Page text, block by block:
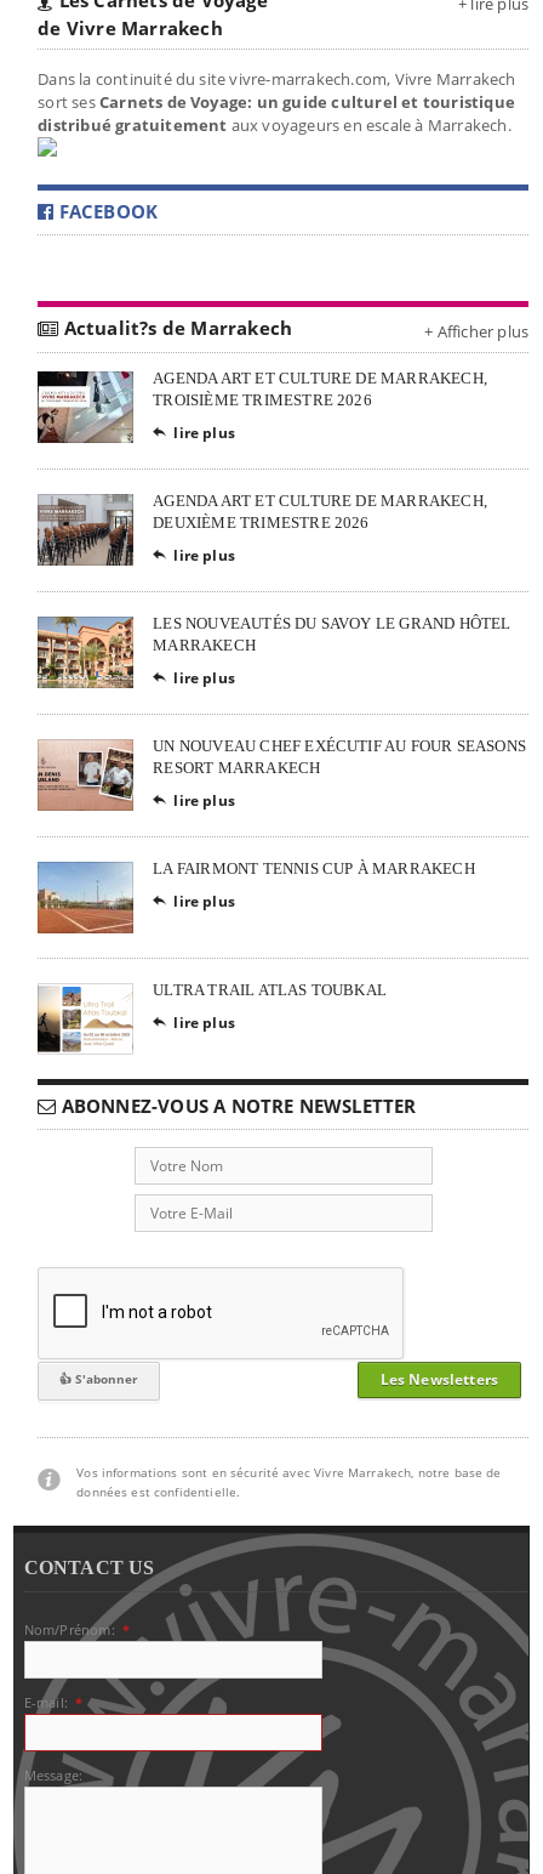
de Vivre Marrakech
Dans la continuité du site vivre-marrakech.com, Vivre Marrakech
sort sesCarnets de Voyage: un guide culturel et touristique
distribué gratuitement aux voyageurs en escale à Marrakech.
FACEBOOK
Actualit?s de Marrakech + Afficher plus
AGENDA ART ET CULTURE DE MARRAKECH,
TROISIÈME TRIMESTRE 2026
 lire plus
AGENDA ART ET CULTURE DE MARRAKECH,
DEUXIÈME TRIMESTRE 2026
 lire plus
LES NOUVEAUTÉS DU SAVOY LE GRAND HÔTEL
MARRAKECH
 lire plus
UN NOUVEAU CHEF EXÉCUTIF AU FOUR SEASONS
RESORT MARRAKECH
 lire plus
LA FAIRMONT TENNIS CUP À MARRAKECH
 lire plus
ULTRA TRAIL ATLAS TOUBKAL
 lire plus
ABONNEZ-VOUS A NOTRE NEWSLETTER
Les Newsletters
Vos informations sont en sécurité avec Vivre Marrakech, notre base de
données est confidentielle.
CONTACT US
Nom/Prénom: *
E-mail: *
Message: